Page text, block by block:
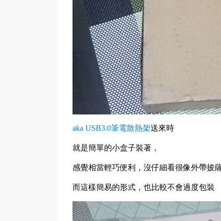
aka USB3.0筆電散熱架送來時
就是簡單的小盒子裝著，
感覺相當輕巧便利，沒仔細看很像外帶披
而這樣簡易的形式，也比較不會過度包裝